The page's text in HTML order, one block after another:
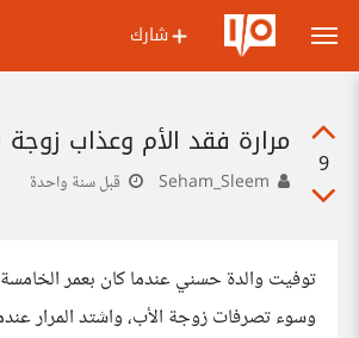
شارك
9
مرارة فقد الأم وعذاب
قبل سنة واحدة
توفيت والدة حسني عندما كان بعمر
وسوء تصرفات زوجة الأب، واشتد المرار